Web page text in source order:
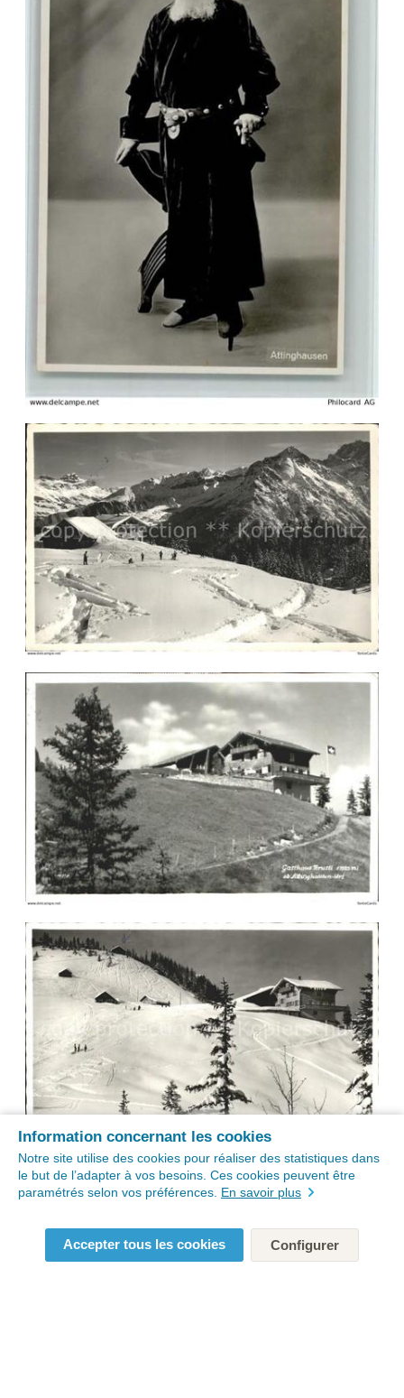
Information concernant les cookies
Notre site utilise des cookies pour réaliser des statistiques dans
le but de l’adapter à vos besoins. Ces cookies peuvent être
paramétrés selon vos préférences. En savoir plus
Accepter tous les cookies Configurer